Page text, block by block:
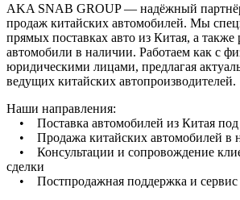
AKA SNAB GROUP — надёжный
продаж китайских автомобилей. Мы
прямых поставках авто из Китая, а также
автомобили в наличии. Работаем как с
юридическими лицами, предлагая
ведущих китайских автопроизводителей.
Наши направления:
• Поставка автомобилей из Китая под
• Продажа китайских автомобилей в
• Консультации и сопровождение
сделки
• Постпродажная поддержка и сервис